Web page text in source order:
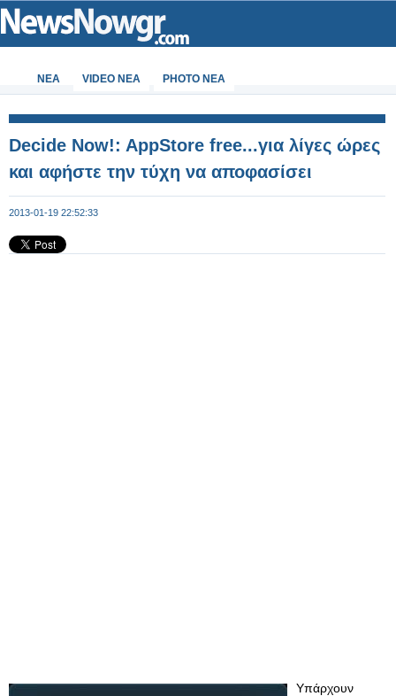
ΝΕΑ VIDEO NEA PHOTO NEA
Decide Now!: AppStore free...για λίγες ώρες
και αφήστε την τύχη να αποφασίσει
2013-01-19 22:52:33
Υπάρχουν